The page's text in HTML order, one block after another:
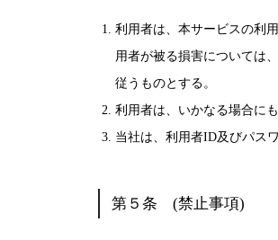
利用者は、本サービスの利
用者が被る損害については
従うものとする。
利用者は、いかなる場合に
当社は、利用者ID及びパス
第５条 (禁止事項)